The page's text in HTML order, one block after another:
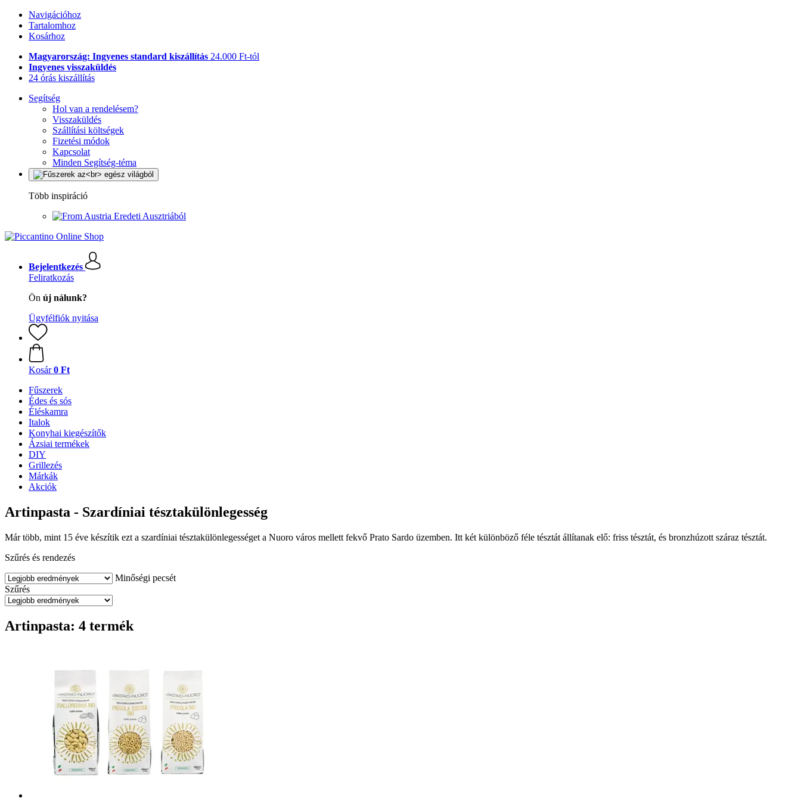
Navigációhoz
Tartalomhoz
Kosárhoz
Magyarország: Ingyenes standard kiszállítás 24.000 Ft-tól
Ingyenes visszaküldés
24 órás kiszállítás
Segítség
Hol van a rendelésem?
Visszaküldés
Szállítási költségek
Fizetési módok
Kapcsolat
Minden Segítség-téma
Több inspiráció
Eredeti Ausztriából
Bejelentkezés
Feliratkozás
Ön új nálunk?
Ügyfélfiók nyitása
Kosár 0 Ft
Fűszerek
Édes és sós
Éléskamra
Italok
Konyhai kiegészítők
Ázsiai termékek
DIY
Grillezés
Márkák
Akciók
Artinpasta - Szardíniai tésztakülönlegesség
Már több, mint 15 éve készítik ezt a szardíniai tésztakülönlegességet a Nuoro város mellett fekvő Prato Sardo üzemben. Itt két különböző féle tésztát állítanak elő: friss tésztát, és bronzhúzott száraz tésztát.
Szűrés és rendezés
Minőségi pecsét
Szűrés
Artinpasta: 4 termék